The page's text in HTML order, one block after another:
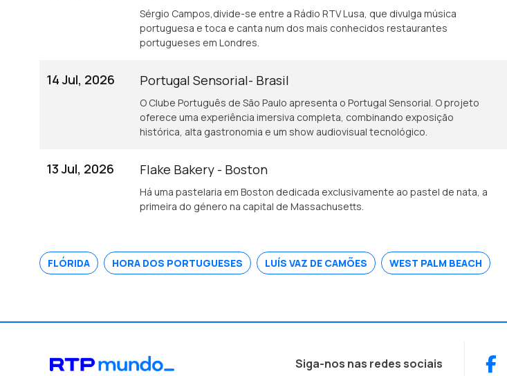
Sérgio Campos,divide-se entre a Rádio RTV Lusa, que divulga música
portuguesa e toca e canta num dos mais conhecidos restaurantes
portugueses em Londres.
14 Jul, 2026 Portugal Sensorial- Brasil
O Clube Português de São Paulo apresenta o Portugal Sensorial. O projeto
oferece uma experiência imersiva completa, combinando exposição
histórica, alta gastronomia e um show audiovisual tecnológico.
13 Jul, 2026 Flake Bakery - Boston
Há uma pastelaria em Boston dedicada exclusivamente ao pastel de nata, a
primeira do género na capital de Massachusetts.
FLÓRIDA HORA DOS PORTUGUESES LUÍS VAZ DE CAMÕES WEST PALM BEACH
Siga-nos nas redes sociais